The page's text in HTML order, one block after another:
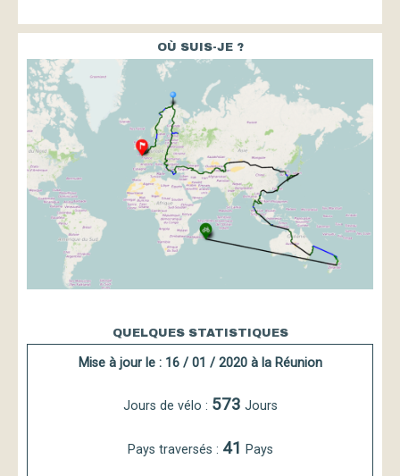
OÙ SUIS-JE ?
QUELQUES STATISTIQUES
Mise à jour le : 16 / 01 / 2020 à la Réunion
Jours de vélo : 573 Jours
Pays traversés : 41 Pays